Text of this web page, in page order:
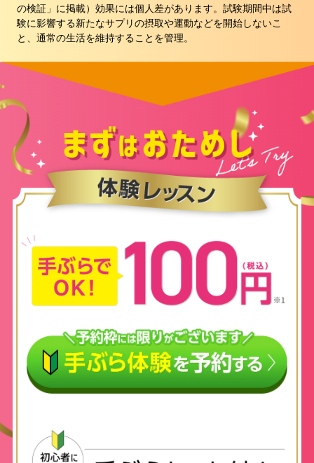
の検証」に掲載）効果には個人差があります。試験期間中は試
験に影響する新たなサプリの摂取や運動などを開始しないこ
と、通常の生活を維持することを管理。